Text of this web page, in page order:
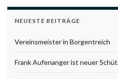
NEUESTE BEITRÄGE
Vereinsmeister in Borgentreich
Frank Aufenanger ist neuer